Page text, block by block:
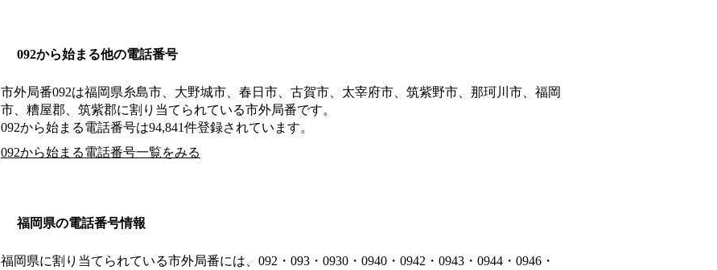
092から始まる他の電話番号
市外局番092は福岡県糸島市、大野城市、春日市、古賀市、太宰府市、筑紫野市、那珂川市、福岡
市、糟屋郡、筑紫郡に割り当てられている市外局番です。
092から始まる電話番号は94,841件登録されています。
092から始まる電話番号一覧をみる
福岡県の電話番号情報
福岡県に割り当てられている市外局番には、092・093・0930・0940・0942・0943・0944・0946・